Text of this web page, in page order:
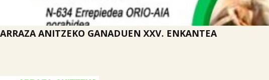
ARRAZA ANITZEKO GANADUEN XXV. ENKANTEA